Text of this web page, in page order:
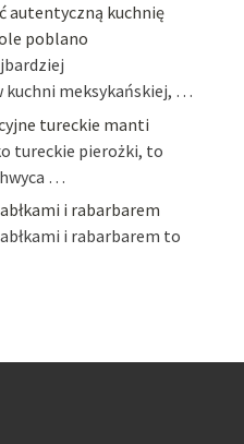
autentyczną kuchnię
poblano
kuchni meksykańskiej, …
tureckie manti
tureckie pierożki, to
…
i rabarbarem
i rabarbarem to